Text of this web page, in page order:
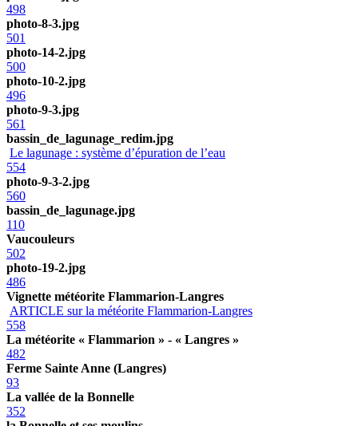
498
photo-8-3.jpg
501
photo-14-2.jpg
500
photo-10-2.jpg
496
photo-9-3.jpg
561
bassin_de_lagunage_redim.jpg
Le lagunage : système d’épuration de l’eau
554
photo-9-3-2.jpg
560
bassin_de_lagunage.jpg
110
Vaucouleurs
502
photo-19-2.jpg
486
Vignette météorite Flammarion-Langres
ARTICLE sur la météorite Flammarion-Langres
558
La météorite « Flammarion » - « Langres »
482
Ferme Sainte Anne (Langres)
93
La vallée de la Bonnelle
352